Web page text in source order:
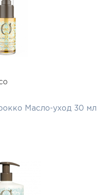
Масло-уход 30 мл